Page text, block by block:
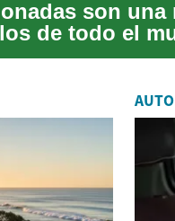
son
de todo el
olv...